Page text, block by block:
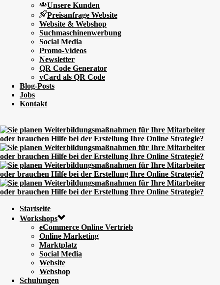
Unsere Kunden
Preisanfrage Website
Website & Webshop
Suchmaschinenwerbung
Social Media
Promo-Videos
Newsletter
QR Code Generator
vCard als QR Code
Blog-Posts
Jobs
Kontakt
Startseite
Workshops
eCommerce Online Vertrieb
Online Marketing
Marktplatz
Social Media
Website
Webshop
Schulungen